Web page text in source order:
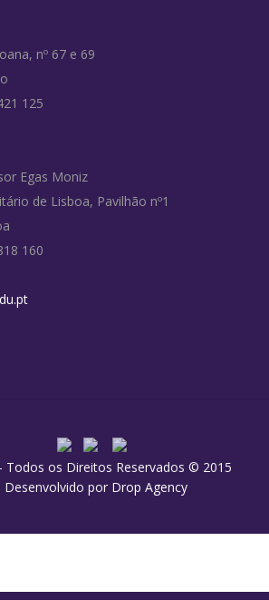
nº 67 e 69
125
Egas Moniz
de Lisboa, Pavilhão nº1
160
Todos os Direitos Reservados © 2015
Desenvolvido por Drop Agency